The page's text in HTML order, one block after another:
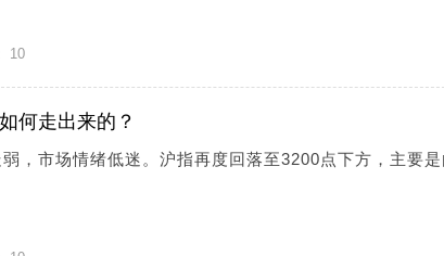
10
何走出来的？
弱，市场情绪低迷。沪指再度回落至3200点下方，主要